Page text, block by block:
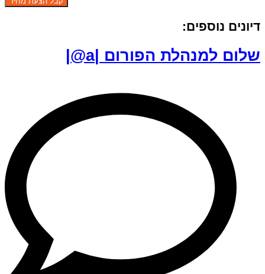
דיונים נוספים:
שלום למנהלת הפורום |a@|